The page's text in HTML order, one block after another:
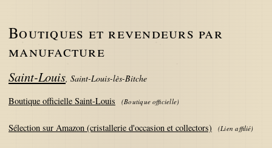
Boutiques et revendeurs par
manufacture
Saint-Louis Saint-Louis-lès-Bitche
Boutique officielle Saint-Louis
(Boutique officielle)
Sélection sur Amazon (cristallerie d'occasion et collectors) (Lien affilié)